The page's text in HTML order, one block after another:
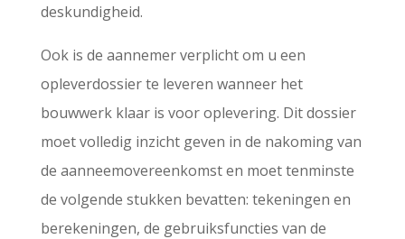
deskundigheid.
Ook is de aannemer verplicht om u een
opleverdossier te leveren wanneer het
bouwwerk klaar is voor oplevering. Dit dossier
moet volledig inzicht geven in de nakoming van
de aanneemovereenkomst en moet tenminste
de volgende stukken bevatten: tekeningen en
berekeningen, de gebruiksfuncties van de